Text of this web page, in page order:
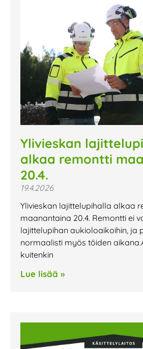
Ylivieskan
alkaa remontti
20.4.
19.4.2026
Ylivieskan lajittelupihalla alkaa
maanantaina 20.4. Remontti ei
lajittelupihan aukioloaikoihin, ja
normaalisti myös töiden
kuitenkin
Lue lisää »